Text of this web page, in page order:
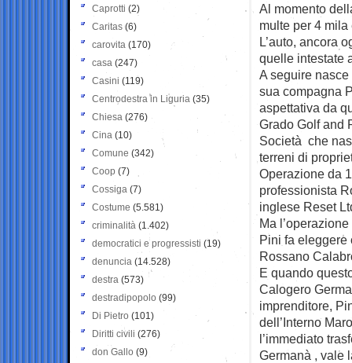
Al momento
multe per 4
L’auto, ancora
quelle intestate
A seguire
sua compagna
aspettativa da
Grado Golf and
Società che
terreni di
Operazione da
professionista
inglese Reset
Ma
Pini fa eleggere
Rossano
E quando
Calogero
imprenditore,
dell’Interno
l’immediato
Germanà , vale
Caprotti (2)
Caritas (6)
carovita (170)
casa (247)
Casini (119)
Centrodestra in Liguria (35)
Chiesa (276)
Cina (10)
Comune (342)
Coop (7)
Cossiga (7)
Costume (5.581)
criminalità (1.402)
democratici e progressisti (19)
denuncia (14.528)
destra (573)
destradipopolo (99)
Di Pietro (101)
Diritti civili (276)
don Gallo (9)